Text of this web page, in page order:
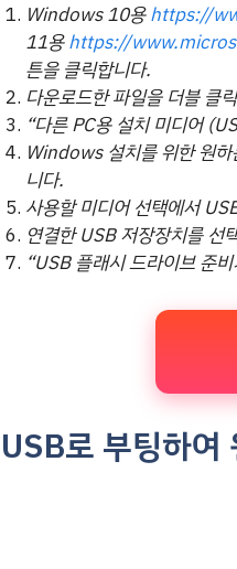
Windows 10용https://
11용https://
튼을 클릭합니다.
다운로드한 파일을 더블 클
“다른 PC용 설치 미디어
Windows 설치를 위한 원
니다.
사용할 미디어 선택에서
연결한 USB 저장장치를 선
“USB 플래시 드라이브 준
USB로 부팅하여